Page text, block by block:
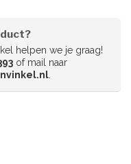
helpen we je graag!
of mail naar
.